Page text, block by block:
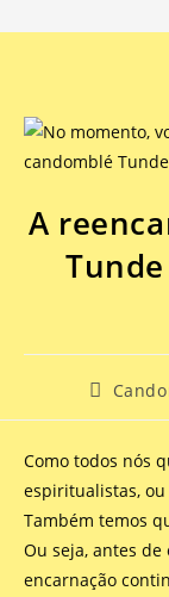
A
Tunde
Como todos nós
espiritualistas,
Também temos
Ou seja, antes
encarnação